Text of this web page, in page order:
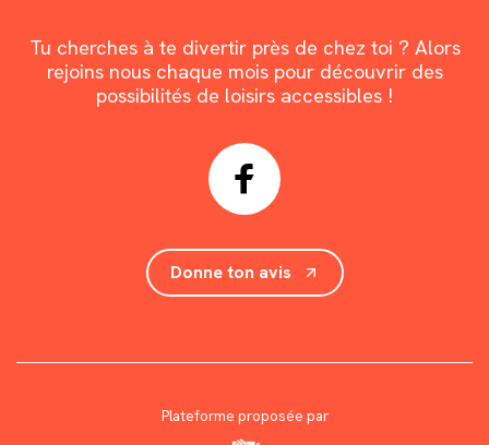
Tu cherches à te divertir près de chez toi ? Alors
rejoins nous chaque mois pour découvrir des
possibilités de loisirs accessibles !
Donne ton avis
Plateforme proposée par